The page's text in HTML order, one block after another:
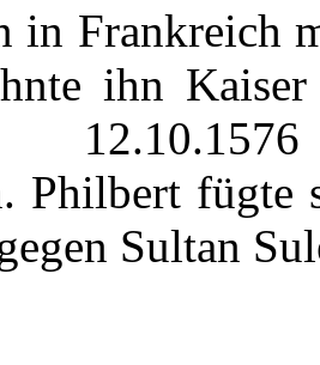
in Frankreich
ihn
. Philbert fügte
Sultan